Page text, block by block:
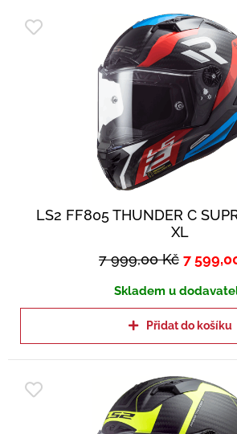
LS2 FF805 THUNDER C
XL
7 999,00Kč 7
Skladem u
Přidat do košíku